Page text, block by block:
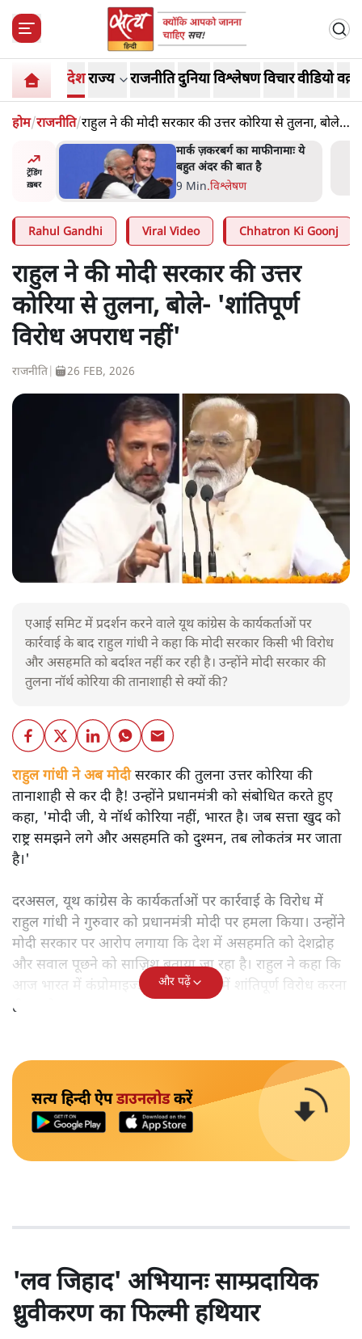
देशराज्य राजनीतिदुनियाविश्लेषणविचारवीडियो
होम/राजनीति/राहुल ने की मोदी सरकार की उत्तर कोरिया से तुलना, बोले-
'शांतिपूर्ण विरोध अपराध नहीं'
ट्रेंडिंग
ख़बर
भागवत
मार्क ज़करबर्ग का माफीनामाः ये
बहुत अंदर की बात है
9 Min.विश्लेषण
Rahul Gandhi Viral Video Chhatron Ki Goonj
राहुल ने की मोदी सरकार की उत्तर
कोरिया से तुलना, बोले- 'शांतिपूर्ण
विरोध अपराध नहीं'
राजनीति 26 FEB, 2026
एआई समिट में प्रदर्शन करने वाले यूथ कांग्रेस के कार्यकर्ताओं पर
कार्रवाई के बाद राहुल गांधी ने कहा कि मोदी सरकार किसी भी विरोध
और असहमति को बर्दाश्त नहीं कर रही है। उन्होंने मोदी सरकार की
तुलना नॉर्थ कोरिया की तानाशाही से क्यों की?
राहुल गांधी ने अब मोदीसरकार की तुलना उत्तर कोरिया की
तानाशाही से कर दी है! उन्होंने प्रधानमंत्री को संबोधित करते हुए
कहा, 'मोदी जी, ये नॉर्थ कोरिया नहीं, भारत है। जब सत्ता खुद को
राष्ट्र समझने लगे और असहमति को दुश्मन, तब लोकतंत्र मर जाता
है।'
दरअसल, यूथ कांग्रेस के कार्यकर्ताओं पर कार्रवाई के विरोध में
राहुल गांधी ने गुरुवार को प्रधानमंत्री मोदी पर हमला किया। उन्होंने
मोदी सरकार पर आरोप लगाया कि देश में असहमति को देशद्रोह
और सवाल पूछने को साज़िश बताया जा रहा है। राहुल ने कहा कि
आज भारत में कंप्रोमाइज्ड पीएम के राज में शांतिपूर्ण विरोध करना
ही सबसे बड़ा अपराध बना दिया गया है।
और पढ़ें
सत्य हिन्दी ऐपडाउनलोडकरें
'लव जिहाद' अभियानः साम्प्रदायिक
ध्रुवीकरण का फिल्मी हथियार